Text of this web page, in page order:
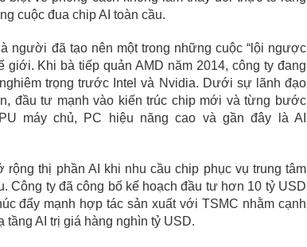
cuộc đua chip AI toàn cầu.
người đã tạo nên một trong những cuộc “lội ngược
Khi bà tiếp quản AMD năm 2014, công ty đang
trọng trước Intel và Nvidia. Dưới sự lãnh đạo
đầu tư mạnh vào kiến trúc chip mới và từng bước
máy chủ, PC hiệu năng cao và gần đây là AI
rộng thị phần AI khi nhu cầu chip phục vụ trung tâm
Công ty đã công bố kế hoạch đầu tư hơn 10 tỷ USD
đẩy mạnh hợp tác sản xuất với TSMC nhằm cạnh
AI trị giá hàng nghìn tỷ USD.